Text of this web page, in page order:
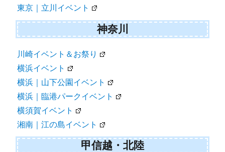
東京｜立川イベント
神奈川
川崎イベント＆お祭り
横浜イベント
横浜｜山下公園イベント
横浜｜臨港パークイベント
横須賀イベント
湘南｜江の島イベント
甲信越・北陸